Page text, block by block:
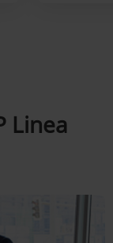
Linea